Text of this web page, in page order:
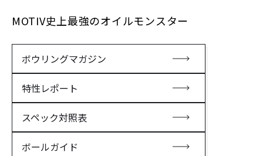
MOTIV史上最強のオイルモンスター
ボウリングマガジン
特性レポート
スペック対照表
ボールガイド